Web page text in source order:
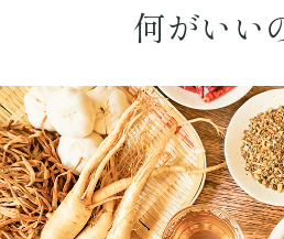
健康茶 ハーブティー
紅茶
容量を選択
何がいい